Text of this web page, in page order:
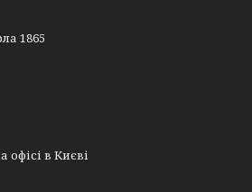
1865
в Києві